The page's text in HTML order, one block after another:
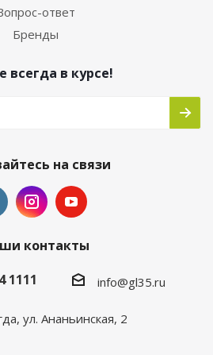
ответ
Бренды
всегда в курсе!
на связи
контакты
1111
info@gl35.ru
ул. Ананьинская, 2